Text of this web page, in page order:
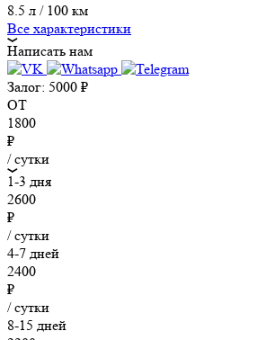
8.5 л / 100 км
Все характеристики
Написать нам
Залог: 5000 ₽
ОТ
1800
₽
/ сутки
1-3 дня
2600
₽
/ сутки
4-7 дней
2400
₽
/ сутки
8-15 дней